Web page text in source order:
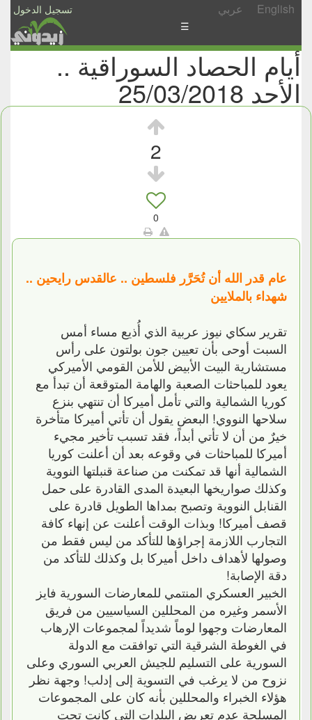
تسجيل الدخول عربي English
الأخبار
والمشاركات
☰
أيام الحصاد السوراقية ..
الأحد 25/03/2018
2
0
عام قدر الله أن تُحَرَّر فلسطين .. عالقدس رايحين ..
شهداء بالملايين
تقرير سكاي نيوز عربية الذي أُذيع مساء أمس
السبت أوحى بأن تعيين جون بولتون على رأس
مستشارية البيت الأبيض للأمن القومي الأميركي
يعود للمباحثات الصعبة والهامة المتوقعة أن تبدأ مع
كوريا الشمالية والتي تأمل أميركا أن تنتهي بنزع
سلاحها النووي! البعض يقول أن تأتي أميركا متأخرة
خيرٌ من أن لا تأتي أبداً، فقد تسبب تأخير مجيء
أميركا للمباحثات في وقوعه بعد أن أعلنت كوريا
الشمالية أنها قد تمكنت من صناعة قنبلتها النووية
وكذلك صواريخها البعيدة المدى القادرة على حمل
القنابل النووية وتصبح بمداها الطويل قادرة على
قصف أميركا! وبذات الوقت أعلنت عن إنهاء كافة
التجارب اللازمة إجراؤها للتأكد من ليس فقط من
وصولها لأهداف داخل أميركا بل وكذلك للتأكد من
دقة الإصابة!
الخبير العسكري المنتمي للمعارضات السورية فايز
الأسمر وغيره من المحللين السياسيين من فريق
المعارضات وجهوا لوماً شديداً لمجموعات الإرهاب
في الغوطة الشرقية التي توافقت مع الدولة
السورية على التسليم للجيش العربي السوري وعلى
نزوح من لا يرغب في التسوية إلى إدلب! وجهة نظر
هؤلاء الخبراء والمحللين بأنه كان على المجموعات
المسلحة عدم تعريض البلدات التي كانت تحت